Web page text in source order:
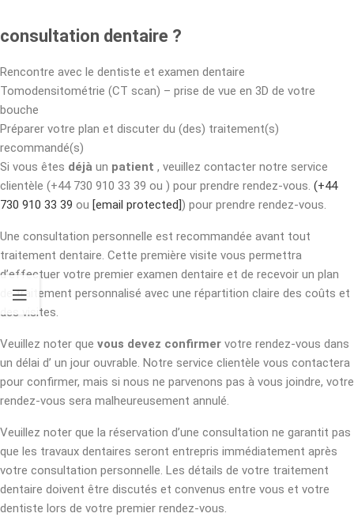
consultation dentaire ?
Rencontre avec le dentiste et examen dentaire
Tomodensitométrie (CT scan) – prise de vue en 3D de votre
bouche
Préparer votre plan et discuter du (des) traitement(s)
recommandé(s)
Si vous êtes déjà un patient , veuillez contacter notre service
clientèle (+44 730 910 33 39 ou ) pour prendre rendez-vous. (+44
730 910 33 39 ou [email protected]) pour prendre rendez-vous.
Une consultation personnelle est recommandée avant tout
traitement dentaire. Cette première visite vous permettra
d’effectuer votre premier examen dentaire et de recevoir un plan
de traitement personnalisé avec une répartition claire des coûts et
des visites.
Veuillez noter que vous devez confirmer votre rendez-vous dans
un délai d’ un jour ouvrable. Notre service clientèle vous contactera
pour confirmer, mais si nous ne parvenons pas à vous joindre, votre
rendez-vous sera malheureusement annulé.
Veuillez noter que la réservation d’une consultation ne garantit pas
que les travaux dentaires seront entrepris immédiatement après
votre consultation personnelle. Les détails de votre traitement
dentaire doivent être discutés et convenus entre vous et votre
dentiste lors de votre premier rendez-vous.